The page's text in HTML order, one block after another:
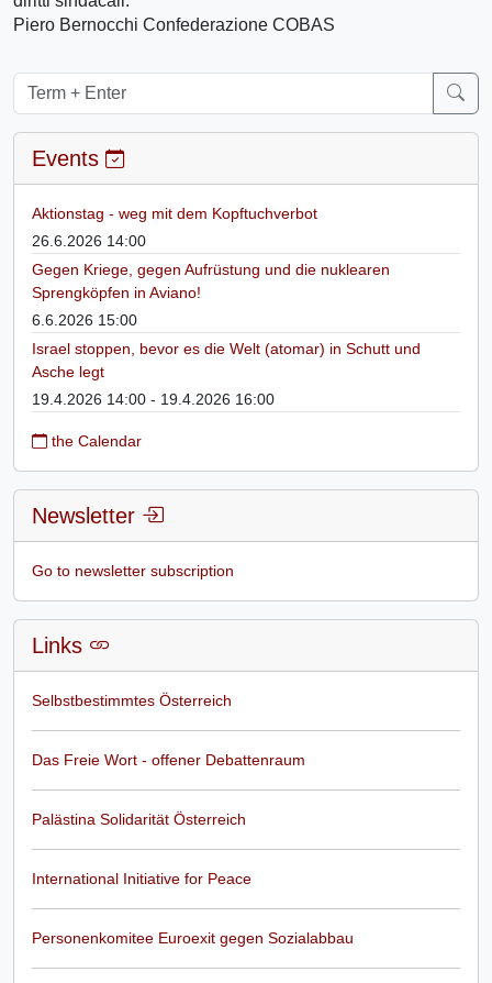
Piero Bernocchi Confederazione COBAS
Events
Aktionstag - weg mit dem Kopftuchverbot
26.6.2026 14:00
Gegen Kriege, gegen Aufrüstung und die nuklearen
Sprengköpfen in Aviano!
6.6.2026 15:00
Israel stoppen, bevor es die Welt (atomar) in Schutt und
Asche legt
19.4.2026 14:00 - 19.4.2026 16:00
the Calendar
Newsletter
Go to newsletter subscription
Links
Selbstbestimmtes Österreich
Das Freie Wort - offener Debattenraum
Palästina Solidarität Österreich
International Initiative for Peace
Personenkomitee Euroexit gegen Sozialabbau